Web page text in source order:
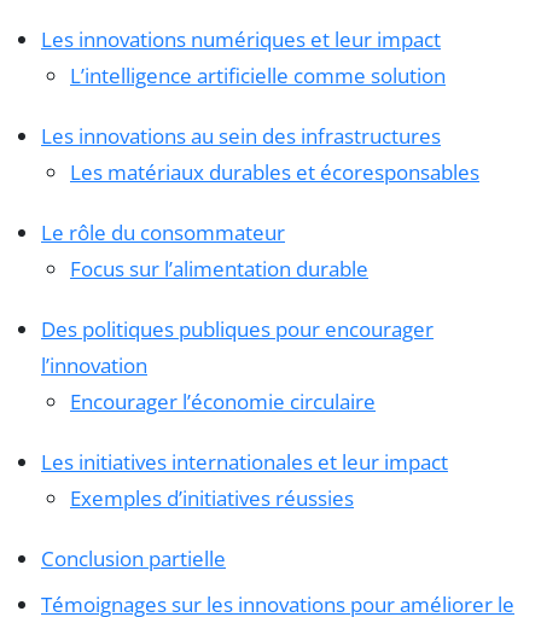
Les innovations numériques et leur impact
L’intelligence artificielle comme solution
Les innovations au sein des infrastructures
Les matériaux durables et écoresponsables
Le rôle du consommateur
Focus sur l’alimentation durable
Des politiques publiques pour encourager
l’innovation
Encourager l’économie circulaire
Les initiatives internationales et leur impact
Exemples d’initiatives réussies
Conclusion partielle
Témoignages sur les innovations pour améliorer le